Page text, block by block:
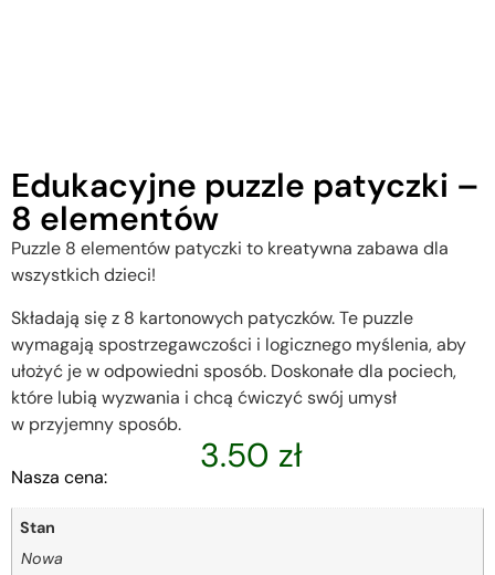
Edukacyjne puzzle patyczki –
8 elementów
Puzzle 8 elementów patyczki to kreatywna zabawa dla
wszystkich dzieci!
Składają się z 8 kartonowych patyczków. Te puzzle
wymagają spostrzegawczości i logicznego myślenia, aby
ułożyć je w odpowiedni sposób. Doskonałe dla pociech,
które lubią wyzwania i chcą ćwiczyć swój umysł
w przyjemny sposób.
Nasza cena:
3.50 zł
Stan
Nowa